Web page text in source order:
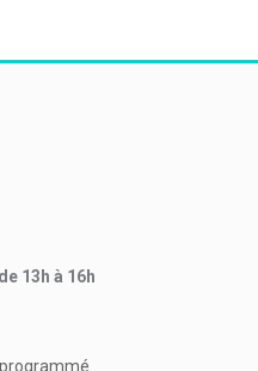
13h à 16h